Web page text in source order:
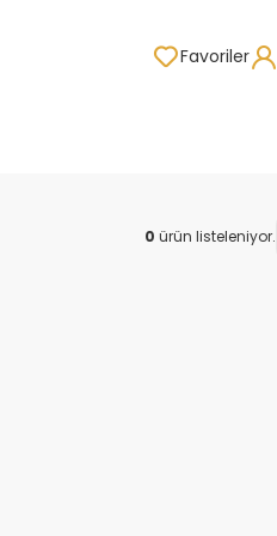
Favoriler
0 ürün listeleniyor.